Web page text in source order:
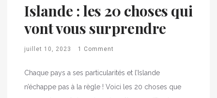
Islande : les 20 choses qui
vont vous surprendre
juillet 10, 2023 1 Comment
Chaque pays a ses particularités et l’Islande
n’échappe pas à la règle ! Voici les 20 choses que